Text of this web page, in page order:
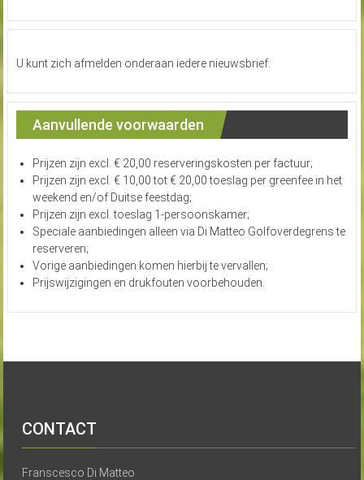
U kunt zich afmelden onderaan iedere nieuwsbrief.
Aanvullende voorwaarden
Prijzen zijn excl. € 20,00 reserveringskosten per factuur;
Prijzen zijn excl. € 10,00 tot € 20,00 toeslag per greenfee in het
weekend en/of Duitse feestdag;
Prijzen zijn excl. toeslag 1-persoonskamer;
Speciale aanbiedingen alleen via Di Matteo Golfoverdegrens te
reserveren;
Vorige aanbiedingen komen hierbij te vervallen;
Prijswijzigingen en drukfouten voorbehouden.
CONTACT
Franscesco Di Matteo